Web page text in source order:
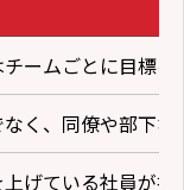
ームごとに目標
なく、同僚や部下
げている社員が